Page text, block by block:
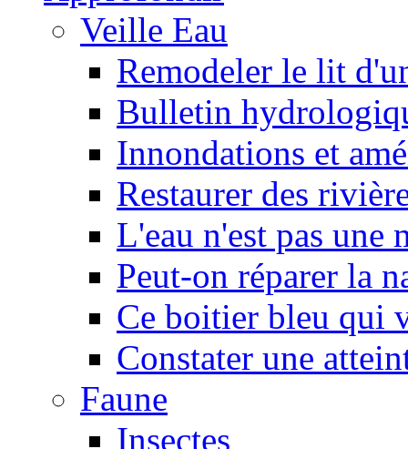
Veille Eau
Remodeler le lit
Bulletin
Innondations et
Restaurer des
L'eau n'est pas une
Peut-on réparer la
Ce boitier bleu qui
Constater une
Faune
Insectes